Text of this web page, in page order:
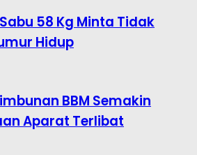
58 Kg Minta Tidak
Hidup
BBM Semakin
Aparat Terlibat